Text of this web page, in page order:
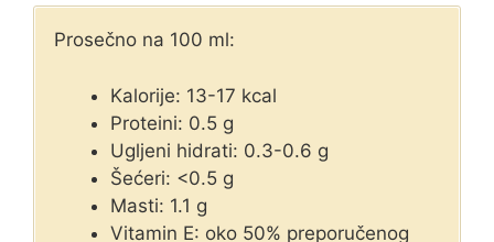
Prosečno na 100 ml:
Kalorije: 13-17 kcal
Proteini: 0.5 g
Ugljeni hidrati: 0.3-0.6 g
Šećeri: <0.5 g
Masti: 1.1 g
Vitamin E: oko 50% preporučenog